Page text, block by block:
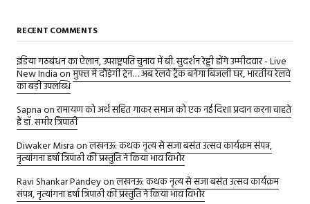
RECENT COMMENTS
इंडिया गठबंधन का ऐलान, उपराष्ट्रपति चुनाव में बी. सुदर्शन रेड्डी होंगे उम्मीदवार - Live
New Indiaonमुफ्त में दौड़ेगी ट्रेन… अब रेलवे ट्रैक बनेगा बिजली घर, भारतीय रेलवे
का बड़ी उपलब्धि
Sapnaonरामायण को अर्थ सहित गाकर समाज को एक नई दिशा प्रदान करना चाहते
हैं डॉ. समीर त्रिपाठी
Diwaker Misraonलखनऊ: कथक नृत्य से सजा बसंत उत्सव कार्यक्रम संपन्न,
नृत्यांगना हर्षा त्रिपाठी की प्रस्तुति ने किया भाव विभोर
Ravi Shankar Pandeyonलखनऊ: कथक नृत्य से सजा बसंत उत्सव कार्यक्रम
संपन्न, नृत्यांगना हर्षा त्रिपाठी की प्रस्तुति ने किया भाव विभोर